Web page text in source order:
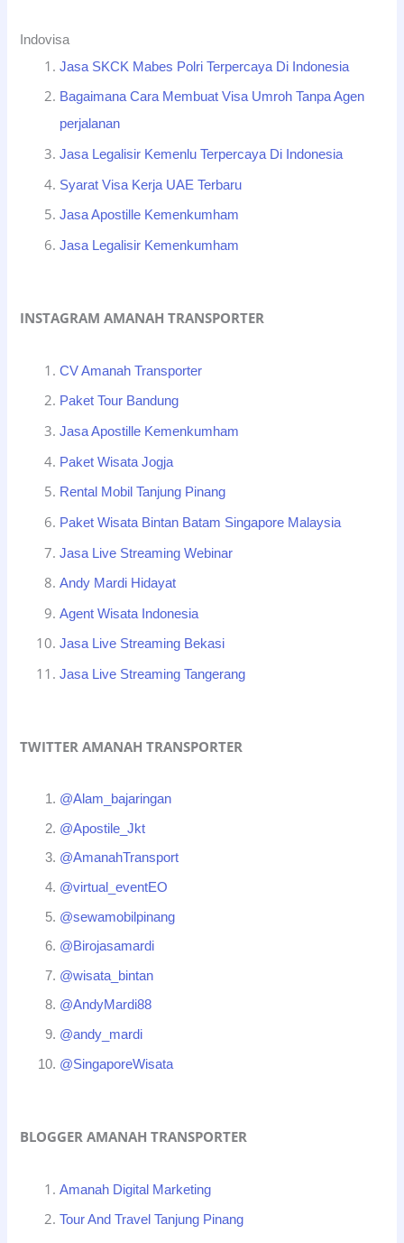
Indovisa
Jasa SKCK Mabes Polri Terpercaya Di Indonesia
Bagaimana Cara Membuat Visa Umroh Tanpa Agen
perjalanan
Jasa Legalisir Kemenlu Terpercaya Di Indonesia
Syarat Visa Kerja UAE Terbaru
Jasa Apostille Kemenkumham
Jasa Legalisir Kemenkumham
INSTAGRAM AMANAH TRANSPORTER
CV Amanah Transporter
Paket Tour Bandung
Jasa Apostille Kemenkumham
Paket Wisata Jogja
Rental Mobil Tanjung Pinang
Paket Wisata Bintan Batam Singapore Malaysia
Jasa Live Streaming Webinar
Andy Mardi Hidayat
Agent Wisata Indonesia
Jasa Live Streaming Bekasi
Jasa Live Streaming Tangerang
TWITTER AMANAH TRANSPORTER
@Alam_bajaringan
@Apostile_Jkt
@AmanahTransport
@virtual_eventEO
@sewamobilpinang
@Birojasamardi
@wisata_bintan
@AndyMardi88
@andy_mardi
@SingaporeWisata
BLOGGER AMANAH TRANSPORTER
Amanah Digital Marketing
Tour And Travel Tanjung Pinang